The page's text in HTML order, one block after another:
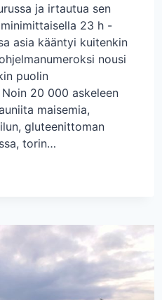
ja irtautua sen
23 h -
asia kääntyi kuitenkin
nousi
puolin
20 000 askeleen
maisemia,
gluteenittoman
torin…